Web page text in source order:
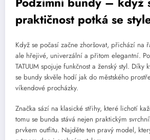
praktičnost potká se
Když se počasí začne zhoršovat, přichází na
ale hřejivé, univerzální a přitom elegantní.
TATUUM spojuje funkčnost a ženský styl.
se bundy skvěle hodí jak do městského
víkendové procházky.
Značka sází na klasické střihy, které lichotí
tomu se bunda stává nejen praktickým
prvkem outfitu. Najděte ten pravý model,